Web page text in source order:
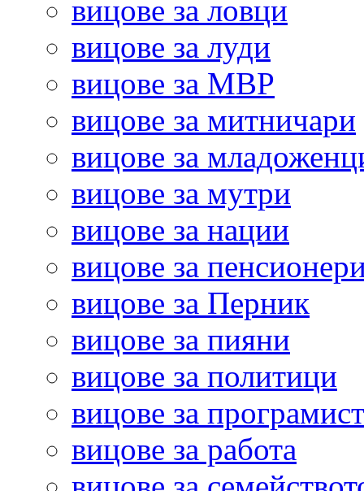
вицове за ловци
вицове за луди
вицове за МВР
вицове за митничари
вицове за
вицове за мутри
вицове за нации
вицове за
вицове за Перник
вицове за пияни
вицове за политици
вицове за
вицове за работа